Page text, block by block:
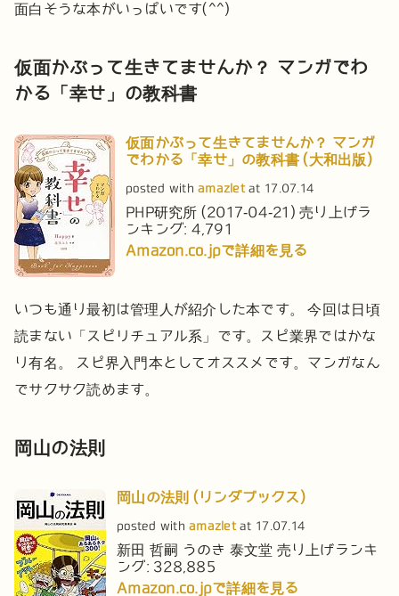
面白そうな本がいっぱいです(^^)
仮面かぶって生きてませんか？ マンガでわ
かる「幸せ」の教科書
仮面かぶって生きてませんか？ マンガ
でわかる「幸せ」の教科書 (大和出版)
posted withamazletat 17.07.14
PHP研究所 (2017-04-21) 売り上げラ
ンキング: 4,791
Amazon.co.jpで詳細を見る
いつも通り最初は管理人が紹介した本です。
今回は日頃
読まない「スピリチュアル系」です。スピ業界ではかな
り有名。
スピ界入門本としてオススメです。マンガなん
でサクサク読めます。
岡山の法則
岡山の法則 (リンダブックス)
posted withamazletat 17.07.14
新田 哲嗣 うのき 泰文堂 売り上げランキ
ング: 328,885
Amazon.co.jpで詳細を見る